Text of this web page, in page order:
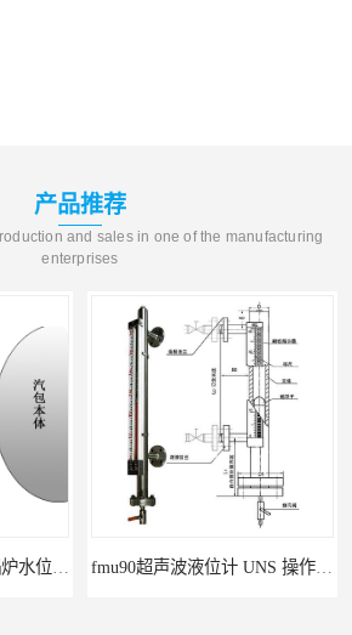
产品推荐
and sales in one of the manufacturing
enterprises
北海智能锅炉液位计 锅炉水位计厂商 自动适应自动校准 fmu90超声波液位计 UNS 操作简单